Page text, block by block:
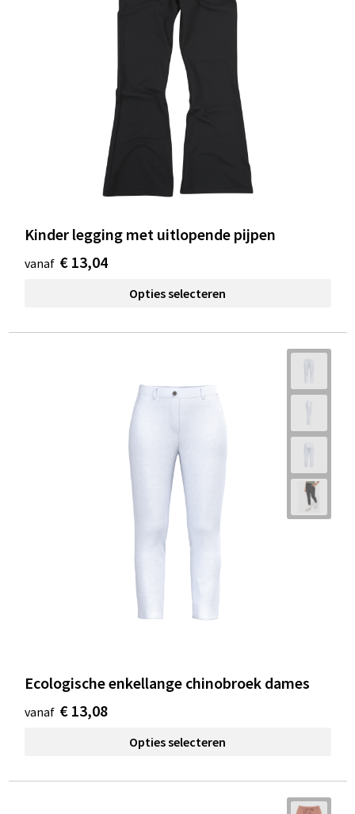
Kinder legging met uitlopende pijpen
vanaf € 13,04
Opties selecteren
Ecologische enkellange chinobroek dames
vanaf € 13,08
Opties selecteren